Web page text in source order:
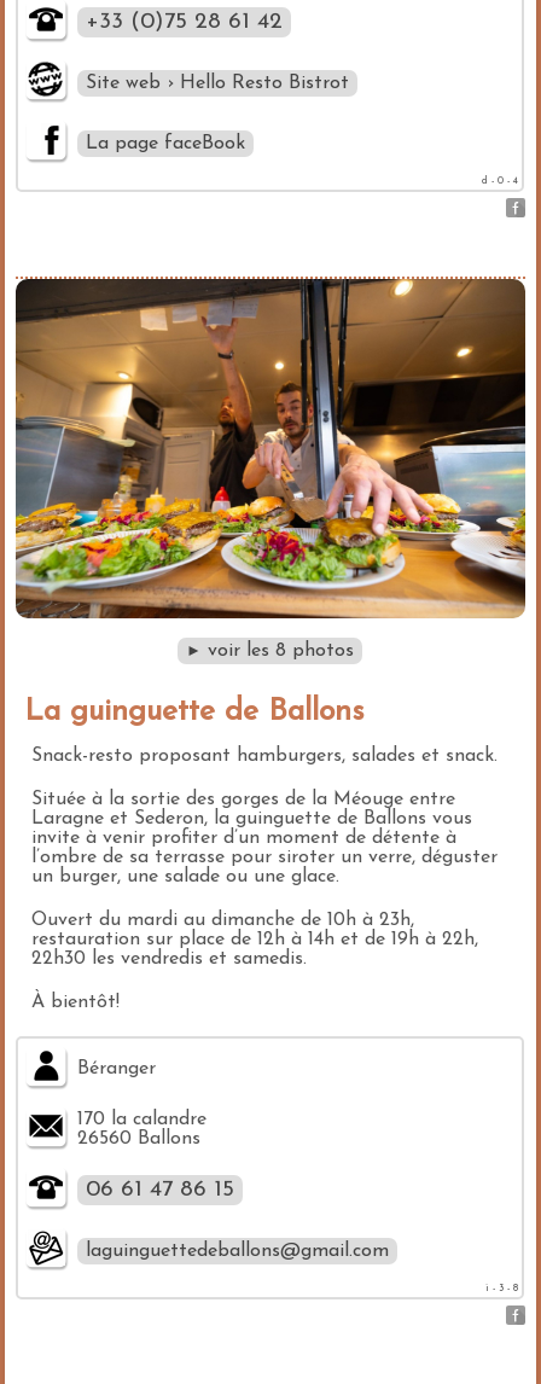
+33 (0)75 28 61 42
Site web › Hello Resto Bistrot
La page faceBook
d - 0 - 4
► voir les 8 photos
La guinguette de Ballons
Snack-resto proposant hamburgers, salades et snack.
Située à la sortie des gorges de la Méouge entre
Laragne et Sederon, la guinguette de Ballons vous
invite à venir profiter d’un moment de détente à
l’ombre de sa terrasse pour siroter un verre, déguster
un burger, une salade ou une glace.
Ouvert du mardi au dimanche de 10h à 23h,
restauration sur place de 12h à 14h et de 19h à 22h,
22h30 les vendredis et samedis.
À bientôt!
Béranger
170 la calandre
26560 Ballons
06 61 47 86 15
laguinguettedeballons@gmail.com
i - 3 - 8